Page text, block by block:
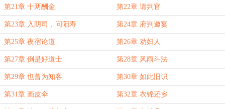
第21章 十两酬金 第22章 请判官
第23章 入阴司，问阳寿 第24章 府判邀宴
第25章 夜宿论道 第26章 劝妇人
第27章 倒是好道士 第28章 风雨斗法
第29章 也曾为知客 第30章 如此旧识
第31章 画皮伞 第32章 衣锦还乡